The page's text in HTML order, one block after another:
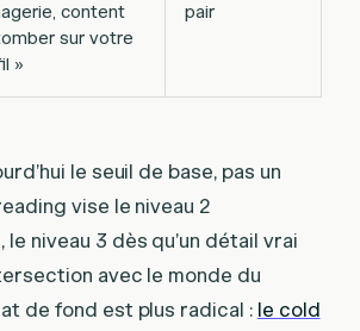
content
sur votre
»
pair
le seuil de base, pas un
vise le niveau 2
niveau 3 dès qu’un détail vrai
avec le monde du
de fond est plus radical : le cold